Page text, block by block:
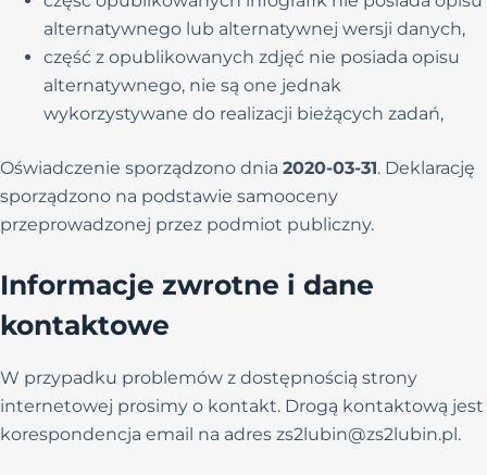
alternatywnego lub alternatywnej wersji danych,
część z opublikowanych zdjęć nie posiada opisu
alternatywnego, nie są one jednak
wykorzystywane do realizacji bieżących zadań,
Oświadczenie sporządzono dnia 2020-03-31. Deklarację
sporządzono na podstawie samooceny
przeprowadzonej przez podmiot publiczny.
Informacje zwrotne i dane
kontaktowe
W przypadku problemów z dostępnością strony
internetowej prosimy o kontakt. Drogą kontaktową jest
korespondencja email na adres zs2lubin@zs2lubin.pl.